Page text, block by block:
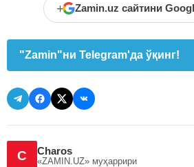
+ Zamin.uz сайтини
"Zamin"ни Telegram'да ўқинг!
C Charos
«ZAMIN.UZ» муҳаррири